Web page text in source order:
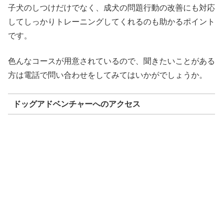
子犬のしつけだけでなく、成犬の問題行動の改善にも対応
してしっかりトレーニングしてくれるのも助かるポイント
です。
色んなコースが用意されているので、聞きたいことがある
方は電話で問い合わせをしてみてはいかがでしょうか。
ドッグアドベンチャーへのアクセス